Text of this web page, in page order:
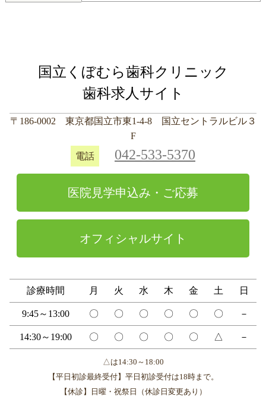
国立くぼむら歯科クリニック
歯科求人サイト
〒186-0002 東京都国立市東1-4-8 国立セントラルビル３
F
電話
042-533-5370
医院見学申込み・ご応募
オフィシャルサイト
診療時間 月 火 水 木 金 土 日
9:45～13:00 〇 〇 〇 〇 〇 〇 －
14:30～19:00 〇 〇 〇 〇 〇 △ －
△は14:30～18:00
【平日初診最終受付】平日初診受付は18時まで。
【休診】日曜・祝祭日（休診日変更あり）